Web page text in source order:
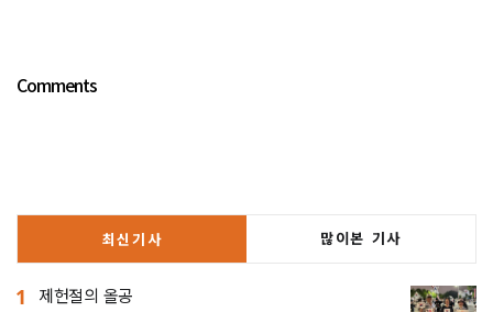
Comments
최신기사 많이본 기사
1 제헌절의 올공